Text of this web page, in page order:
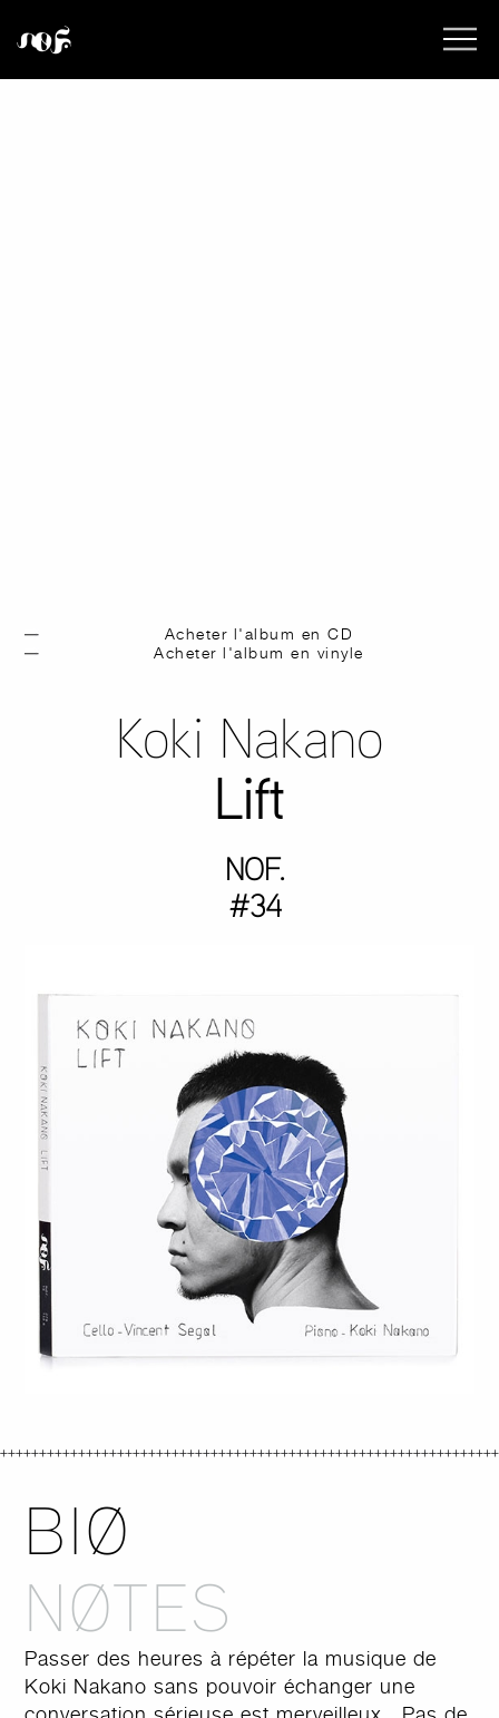
Acheter l'album en CD
Acheter l'album en vinyle
Koki Nakano
Lift
NOF.
#34
BIØ
NØTES
Passer des heures à répéter la musique de
Koki Nakano sans pouvoir échanger une